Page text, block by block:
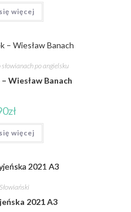
więcej
słowianach po angielsku
Wiesław Banach
zł
więcej
2021 A3